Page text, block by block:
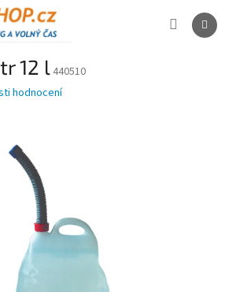
12 l 440510
hodnocení